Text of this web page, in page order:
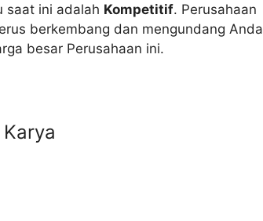
saat ini adalah Kompetitif. Perusahaan
berkembang dan mengundang Anda
besar Perusahaan ini.